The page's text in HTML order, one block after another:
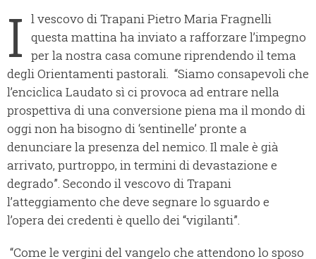
I l vescovo di Trapani Pietro Maria Fragnelli
questa mattina ha inviato a rafforzare l’impegno
per la nostra casa comune riprendendo il tema
degli Orientamenti pastorali. “Siamo consapevoli che
l’enciclica Laudato sì ci provoca ad entrare nella
prospettiva di una conversione piena ma il mondo di
oggi non ha bisogno di ‘sentinelle’ pronte a
denunciare la presenza del nemico. Il male è già
arrivato, purtroppo, in termini di devastazione e
degrado”. Secondo il vescovo di Trapani
l’atteggiamento che deve segnare lo sguardo e
l’opera dei credenti è quello dei “vigilanti”.
“Come le vergini del vangelo che attendono lo sposo